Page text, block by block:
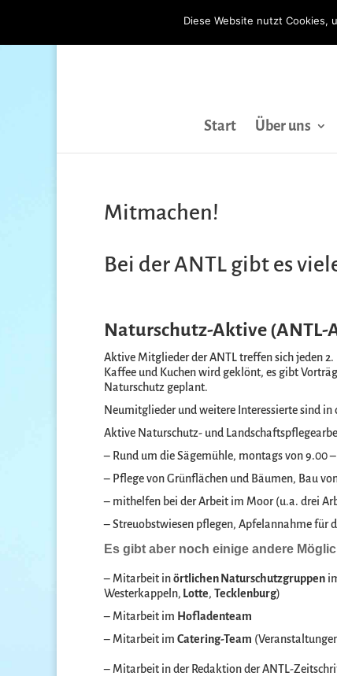
Start Über uns
Mitmachen!
Bei der ANTL gibt es
Naturschutz-Aktive (ANTL-
Aktive Mitglieder der ANTL treffen sich jeden
Kaffee und Kuchen wird geklönt, es gibt
Naturschutz geplant.
Neumitglieder und weitere Interessierte sind in
Aktive Naturschutz- und
– Rund um die Sägemühle, montags von 9.00 –
– Pflege von Grünflächen und Bäumen, Bau
– mithelfen bei der Arbeit im Moor (u.a. drei
– Streuobstwiesen pflegen, Apfelannahme für
Es gibt aber noch einige andere
– Mitarbeit inörtlichen Naturschutzgruppen
Westerkappeln, Lotte, Tecklenburg)
– Mitarbeit im Hofladenteam
– Mitarbeit im Catering-Team
– Mitarbeit in der Redaktion der ANTL-
Diese Website nutzt Cookies,